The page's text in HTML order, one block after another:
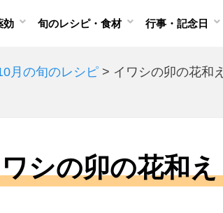
効 旬のレシピ・食材 行事・記念日
月の旬のレシピ > イワシの卯の花和え
シの卯の花和え